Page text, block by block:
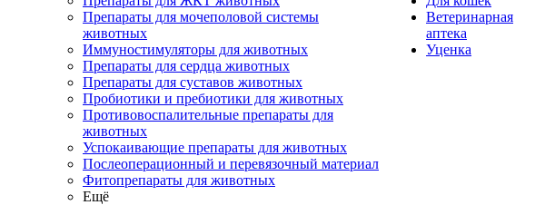
Препараты для мочеполовой системы
животных
Иммуностимуляторы для животных
Препараты для сердца животных
Препараты для суставов животных
Пробиотики и пребиотики для животных
Противовоспалительные препараты для
животных
Успокаивающие препараты для животных
Послеоперационный и перевязочный материал
Фитопрепараты для животных
Ещё
Ветеринарная
аптека
Уценка